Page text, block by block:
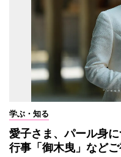
学ぶ・知る
愛子さま、パール身
行事「御木曳」など